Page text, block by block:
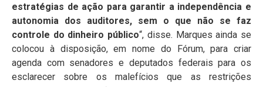
estratégias de ação para garantir a independência e
autonomia dos auditores, sem o que não se faz
controle do dinheiro público“, disse. Marques ainda se
colocou à disposição, em nome do Fórum, para criar
agenda com senadores e deputados federais para os
esclarecer sobre os malefícios que as restrições